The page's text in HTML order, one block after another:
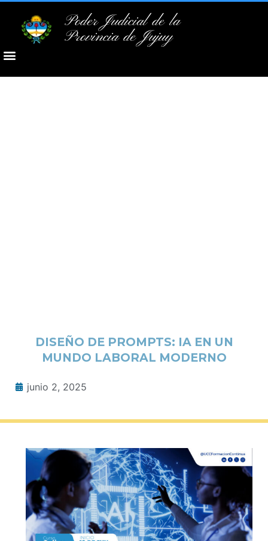
Poder Judicial de la
Provincia de Jujuy
DISEÑO DE PROMPTS: IA EN UN
MUNDO LABORAL MODERNO
junio 2, 2025